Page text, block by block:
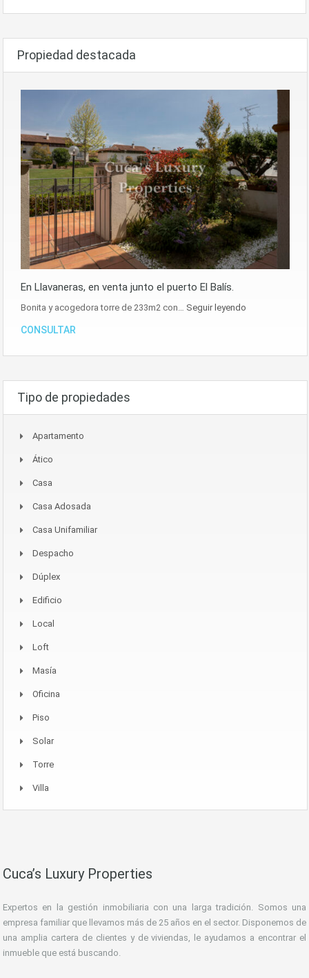
Propiedad destacada
En Llavaneras, en venta junto el puerto El Balís.
Bonita y acogedora torre de 233m2 con… Seguir leyendo
CONSULTAR
Tipo de propiedades
Apartamento
Ático
Casa
Casa Adosada
Casa Unifamiliar
Despacho
Dúplex
Edificio
Local
Loft
Masía
Oficina
Piso
Solar
Torre
Villa
Cuca’s Luxury Properties
Expertos en la gestión inmobiliaria con una larga tradición. Somos una
empresa familiar que llevamos más de 25 años en el sector. Disponemos de
una amplia cartera de clientes y de viviendas, le ayudamos a encontrar el
inmueble que está buscando.